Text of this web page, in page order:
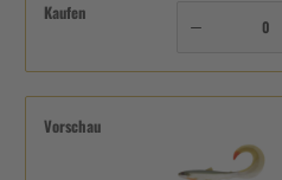
Kaufen
Vorschau